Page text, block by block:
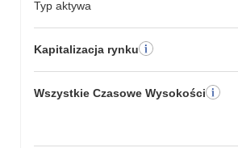
Typ aktywa
Kapitalizacja rynku
Wszystkie Czasowe Wysokości